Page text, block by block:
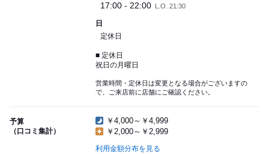
17:00 - 22:00 L.O. 21:30
日
定休日
■ 定休日
祝日の月曜日
営業時間・定休日は変更となる場合がございますの
で、ご来店前に店舗にご確認ください。
予算
（口コミ集計）
￥4,000～￥4,999
￥2,000～￥2,999
利用金額分布を見る